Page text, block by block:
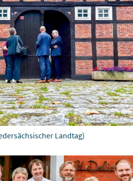
Landtag)